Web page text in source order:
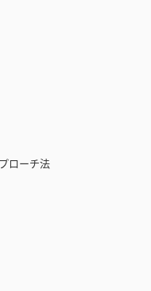
ローチ法